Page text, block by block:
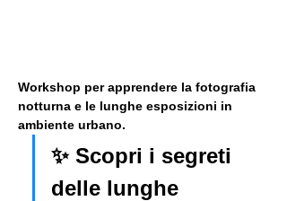
Workshop per apprendere la fotografia
notturna e le lunghe esposizioni in
ambiente urbano.
✨ Scopri i segreti
delle lunghe